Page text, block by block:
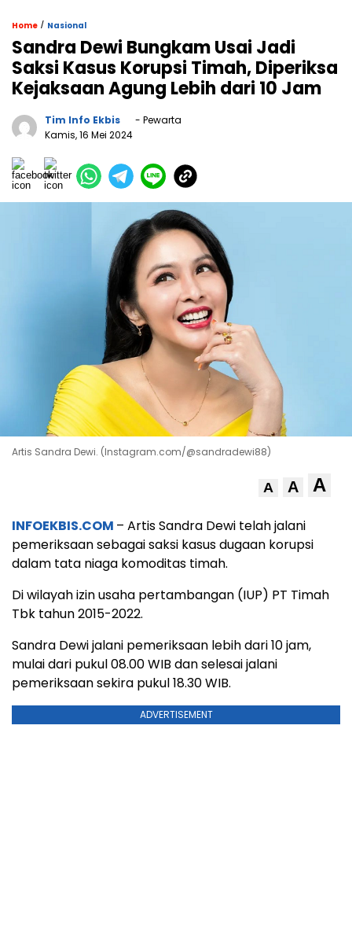
Home / Nasional
Sandra Dewi Bungkam Usai Jadi
Saksi Kasus Korupsi Timah, Diperiksa
Kejaksaan Agung Lebih dari 10 Jam
Tim Info Ekbis
- Pewarta
Kamis, 16 Mei 2024
Artis Sandra Dewi. (Instagram.com/@sandradewi88)
A A A
INFOEKBIS.COM – Artis Sandra Dewi telah jalani
pemeriksaan sebagai saksi kasus dugaan korupsi
dalam tata niaga komoditas timah.
Di wilayah izin usaha pertambangan (IUP) PT Timah
Tbk tahun 2015-2022.
Sandra Dewi jalani pemeriksaan lebih dari 10 jam,
mulai dari pukul 08.00 WIB dan selesai jalani
pemeriksaan sekira pukul 18.30 WIB.
ADVERTISEMENT